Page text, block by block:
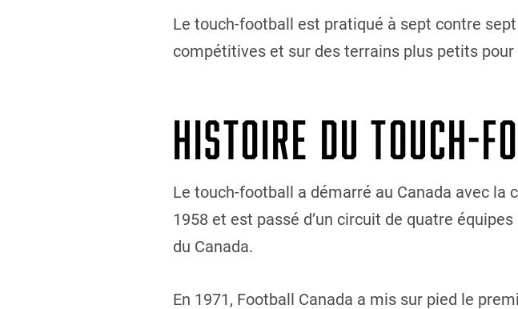
Le touch-football est pratiqué à sept contre
compétitives et sur des terrains plus petits
HISTOIRE DU TOUCH-
Le touch-football a démarré au Canada avec
1958 et est passé d’un circuit de quatre
du Canada.
En 1971, Football Canada a mis sur pied le